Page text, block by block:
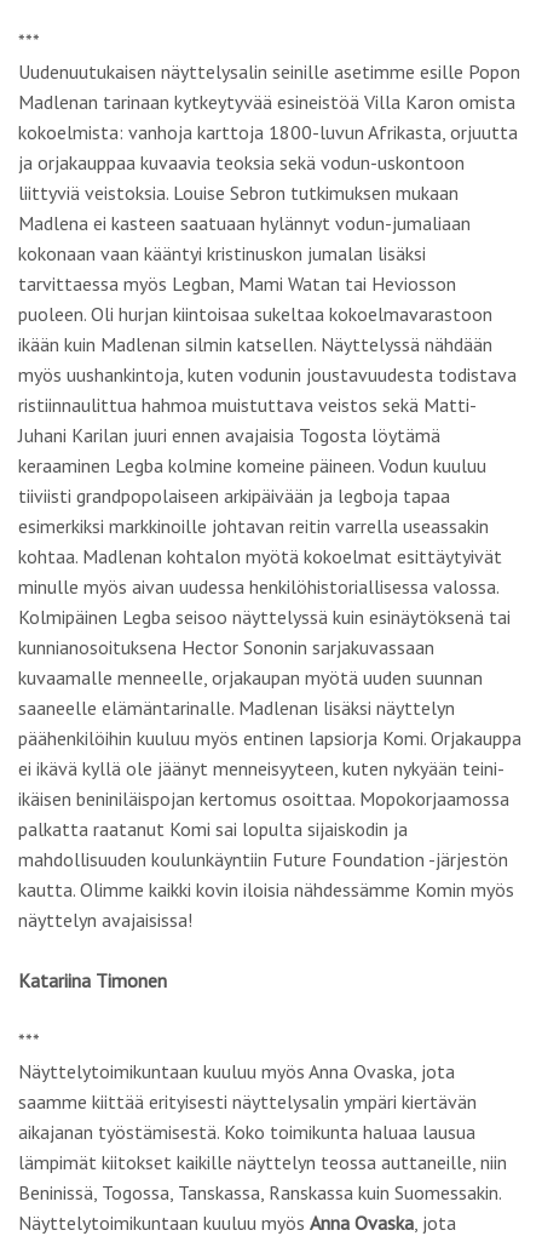
***
Uudenuutukaisen näyttelysalin seinille asetimme esille Popon
Madlenan tarinaan kytkeytyvää esineistöä Villa Karon omista
kokoelmista: vanhoja karttoja 1800-luvun Afrikasta, orjuutta
ja orjakauppaa kuvaavia teoksia sekä vodun-uskontoon
liittyviä veistoksia. Louise Sebron tutkimuksen mukaan
Madlena ei kasteen saatuaan hylännyt vodun-jumaliaan
kokonaan vaan kääntyi kristinuskon jumalan lisäksi
tarvittaessa myös Legban, Mami Watan tai Heviosson
puoleen. Oli hurjan kiintoisaa sukeltaa kokoelmavarastoon
ikään kuin Madlenan silmin katsellen. Näyttelyssä nähdään
myös uushankintoja, kuten vodunin joustavuudesta todistava
ristiinnaulittua hahmoa muistuttava veistos sekä Matti-
Juhani Karilan juuri ennen avajaisia Togosta löytämä
keraaminen Legba kolmine komeine päineen. Vodun kuuluu
tiiviisti grandpopolaiseen arkipäivään ja legboja tapaa
esimerkiksi markkinoille johtavan reitin varrella useassakin
kohtaa. Madlenan kohtalon myötä kokoelmat esittäytyivät
minulle myös aivan uudessa henkilöhistoriallisessa valossa.
Kolmipäinen Legba seisoo näyttelyssä kuin esinäytöksenä tai
kunnianosoituksena Hector Sononin sarjakuvassaan
kuvaamalle menneelle, orjakaupan myötä uuden suunnan
saaneelle elämäntarinalle. Madlenan lisäksi näyttelyn
päähenkilöihin kuuluu myös entinen lapsiorja Komi. Orjakauppa
ei ikävä kyllä ole jäänyt menneisyyteen, kuten nykyään teini-
ikäisen beniniläispojan kertomus osoittaa. Mopokorjaamossa
palkatta raatanut Komi sai lopulta sijaiskodin ja
mahdollisuuden koulunkäyntiin Future Foundation -järjestön
kautta. Olimme kaikki kovin iloisia nähdessämme Komin myös
näyttelyn avajaisissa!
Katariina Timonen
***
Näyttelytoimikuntaan kuuluu myös Anna Ovaska, jota
saamme kiittää erityisesti näyttelysalin ympäri kiertävän
aikajanan työstämisestä. Koko toimikunta haluaa lausua
lämpimät kiitokset kaikille näyttelyn teossa auttaneille, niin
Beninissä, Togossa, Tanskassa, Ranskassa kuin Suomessakin.
Näyttelytoimikuntaan kuuluu myös Anna Ovaska, jota